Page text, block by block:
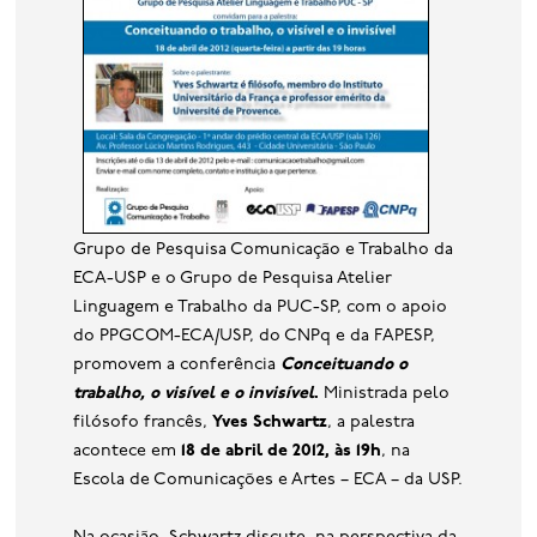
base de dados
publicações na mídia
Grupo de Pesquisa Comunicação e Trabalho da
ECA-USP e o Grupo de Pesquisa Atelier
Linguagem e Trabalho da PUC-SP, com o apoio
do PPGCOM-ECA/USP, do CNPq e da FAPESP,
promovem a conferência Conceituando o
trabalho, o visível e o invisível. Ministrada pelo
filósofo francês, Yves Schwartz, a palestra
acontece em18 de abril de 2012, às 19h, na
Escola de Comunicações e Artes – ECA – da USP.